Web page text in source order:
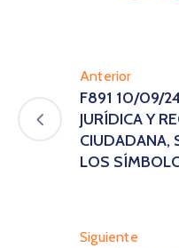
Anterior
F891 10/09/
JURÍDICA Y
CIUDADANA,
LOS
Siguiente